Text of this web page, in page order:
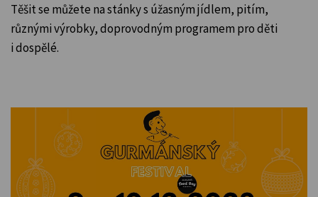
Těšit se můžete na stánky s úžasným jídlem, pitím,
různými výrobky, doprovodným programem pro děti
i dospělé.